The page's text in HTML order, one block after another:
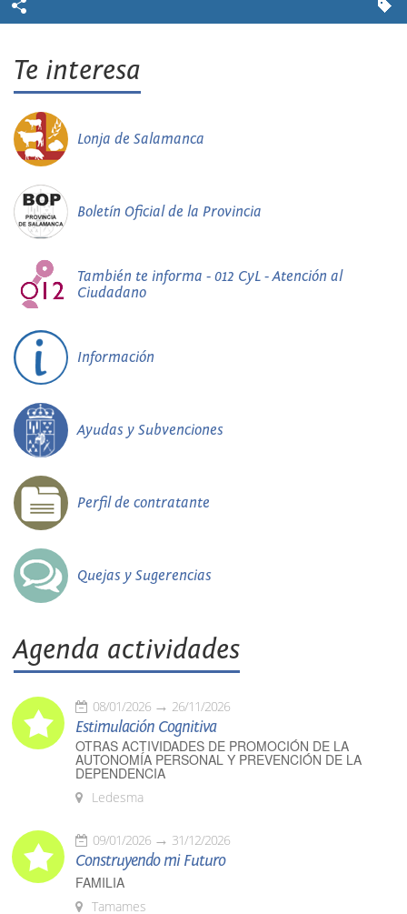
Te interesa
Lonja de Salamanca
Boletín Oficial de la Provincia
También te informa - 012 CyL - Atención al
Ciudadano
Información
Ayudas y Subvenciones
Perfil de contratante
Quejas y Sugerencias
Agenda actividades
08/01/2026 26/11/2026
Estimulación Cognitiva
OTRAS ACTIVIDADES DE PROMOCIÓN DE LA
AUTONOMÍA PERSONAL Y PREVENCIÓN DE LA
DEPENDENCIA
Ledesma
09/01/2026 31/12/2026
Construyendo mi Futuro
FAMILIA
Tamames